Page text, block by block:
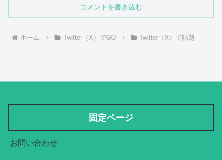
コメントを書き込む
ホーム Twitter（X）でGO Twitter（X）で話題
固定ページ
お問い合わせ